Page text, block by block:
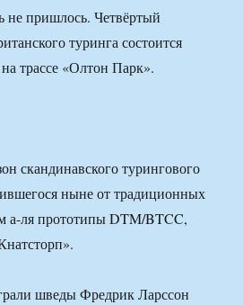
не пришлось. Четвёртый
туринга состоится
трассе «Олтон Парк».
скандинавского турингового
ныне от традиционных
а-ля прототипы DTM/BTCC,
шведы Фредрик Ларссон